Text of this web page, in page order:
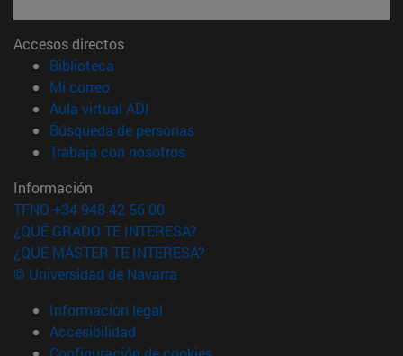
Accesos directos
Biblioteca
Mi correo(abre en nueva ventana)
Aula virtual ADI
Búsqueda de personas(abre en nueva ventana)
Trabaja con nosotros(abre en nueva ventana)
Información
TFNO +34 948 42 56 00
¿QUÉ GRADO TE INTERESA?
¿QUÉ MÁSTER TE INTERESA?
© Universidad de Navarra
Información legal
Accesibilidad